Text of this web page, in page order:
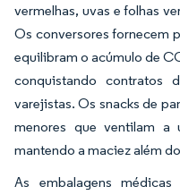
vermelhas, uvas e folhas
Os conversores fornecem
equilibram o acúmulo de
conquistando contratos
varejistas. Os snacks de
menores que ventilam a
mantendo a maciez além
As embalagens